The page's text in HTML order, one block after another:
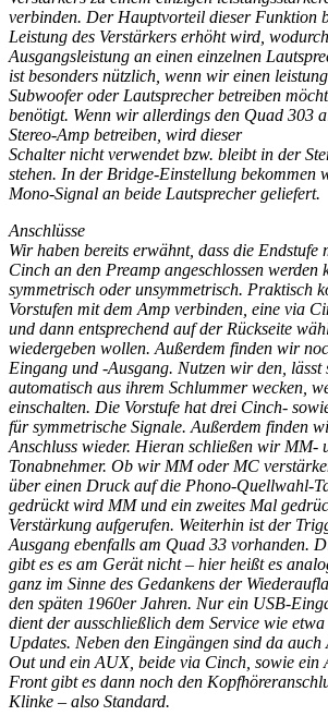
verbinden. Der Hauptvorteil dieser Funktion
Leistung des Verstärkers erhöht wird,
Ausgangsleistung an einen einzelnen
ist besonders nützlich, wenn wir einen
Subwoofer oder Lautsprecher betreiben
benötigt. Wenn wir allerdings den Quad 303
Stereo-Amp betreiben, wird dieser
Schalter nicht verwendet bzw. bleibt in der
stehen. In der Bridge-Einstellung bekommen
Mono-Signal an beide Lautsprecher geliefert.
Anschlüsse
Wir haben bereits erwähnt, dass die Endstufe
Cinch an den Preamp angeschlossen werden
symmetrisch oder unsymmetrisch. Praktisch
Vorstufen mit dem Amp verbinden, eine via
und dann entsprechend auf der Rückseite
wiedergeben wollen. Außerdem finden wir
Eingang und -Ausgang. Nutzen wir den, lässt
automatisch aus ihrem Schlummer wecken,
einschalten. Die Vorstufe hat drei Cinch-
für symmetrische Signale. Außerdem finden
Anschluss wieder. Hieran schließen wir MM-
Tonabnehmer. Ob wir MM oder MC
über einen Druck auf die Phono-Quellwahl-
gedrückt wird MM und ein zweites Mal
Verstärkung aufgerufen. Weiterhin ist der
Ausgang ebenfalls am Quad 33 vorhanden.
gibt es es am Gerät nicht – hier heißt es
ganz im Sinne des Gedankens der
den späten 1960er Jahren. Nur ein USB-
dient der ausschließlich dem Service wie
Updates. Neben den Eingängen sind da
Out und ein AUX, beide via Cinch, sowie
Front gibt es dann noch den
Klinke – also Standard.